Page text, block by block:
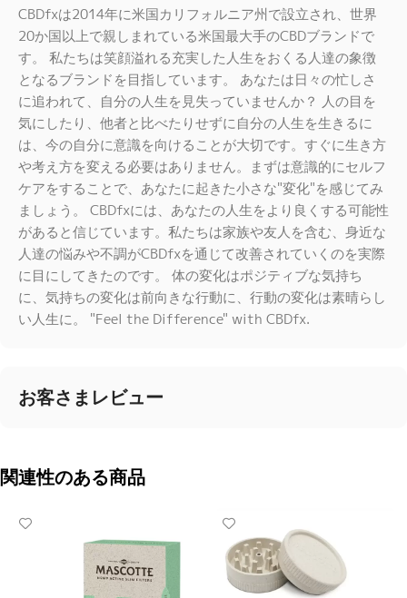
CBDfxは2014年に米国カリフォルニア州で設立され、世界
20か国以上で親しまれている米国最大手のCBDブランドで
す。 私たちは笑顔溢れる充実した人生をおくる人達の象徴
となるブランドを目指しています。 あなたは日々の忙しさ
に追われて、自分の人生を見失っていませんか？ 人の目を
気にしたり、他者と比べたりせずに自分の人生を生きるに
は、今の自分に意識を向けることが大切です。すぐに生き方
や考え方を変える必要はありません。まずは意識的にセルフ
ケアをすることで、あなたに起きた小さな"変化"を感じてみ
ましょう。 CBDfxには、あなたの人生をより良くする可能性
があると信じています。私たちは家族や友人を含む、身近な
人達の悩みや不調がCBDfxを通じて改善されていくのを実際
に目にしてきたのです。 体の変化はポジティブな気持ち
に、気持ちの変化は前向きな行動に、行動の変化は素晴らし
い人生に。 "Feel the Difference" with CBDfx.
お客さまレビュー
関連性のある商品